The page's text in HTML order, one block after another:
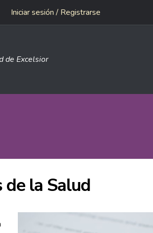
Iniciar sesión / Registrarse
de Excelsior
de la Salud